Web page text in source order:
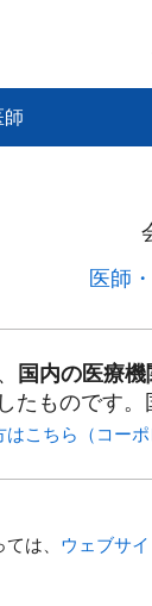
師
医師
国内の医療
たものです
こちら（コーポ
は、 ウェブサ